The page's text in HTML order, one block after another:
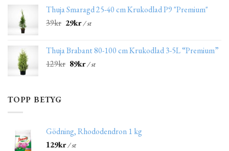
Thuja Smaragd 25-40 cm Krukodlad P9 "Premium"
39kr 29kr/ st
Thuja Brabant 80-100 cm Krukodlad 3-5L “Premium”
129kr 89kr/ st
TOPP BETYG
Gödning, Rhododendron 1 kg
129kr/ st